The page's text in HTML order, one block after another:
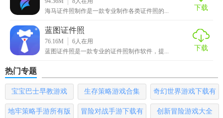
海马证件照制作是一款专业制作各类证件照的...
下载
蓝图证件照
76.16M 6人在用
蓝图证件照是一款专业的证件照制作软件，提...
下载
热门专题
宝宝巴士早教游戏 生存策略游戏合集
奇幻世界游戏下载有
哪些
地牢策略手游所有版
冒险对战手游下载有
创新冒险游戏大全